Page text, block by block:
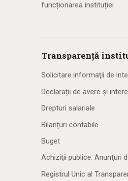
funcționarea instituției
Transparență
Solicitare informaţii de
Declarații de avere și
Drepturi salariale
Bilanțuri contabile
Buget
Achiziţii publice. Anunţuri
Registrul Unic al